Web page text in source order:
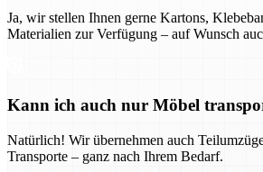
Ja, wir stellen Ihnen gerne Kartons,
Materialien zur Verfügung – auf Wunsch
Kann ich auch nur Möbel
Natürlich! Wir übernehmen auch
Transporte – ganz nach Ihrem Bedarf.